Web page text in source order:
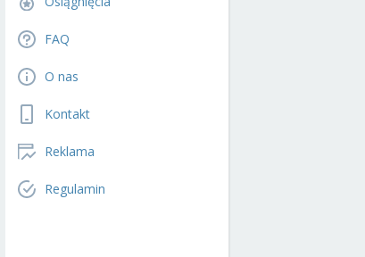
FAQ
O nas
Kontakt
Reklama
Regulamin